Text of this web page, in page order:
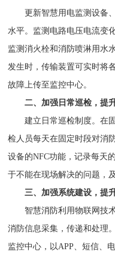
更新智慧用电监测设备
水平。监测电路电压电流变
监测消火栓和消防喷淋用水
发生时，传输装置可实时将
故障上传至监控中心。
二、加强日常巡检，提
建立日常巡检制度。在
检人员每天在固定时段对消
设备的NFC功能，记录每天
于不能在现场解决的问题，
三、加强系统建设，提
智慧消防利用物联网技
消防信息采集，传递和处理
监控中心，以APP、短信、